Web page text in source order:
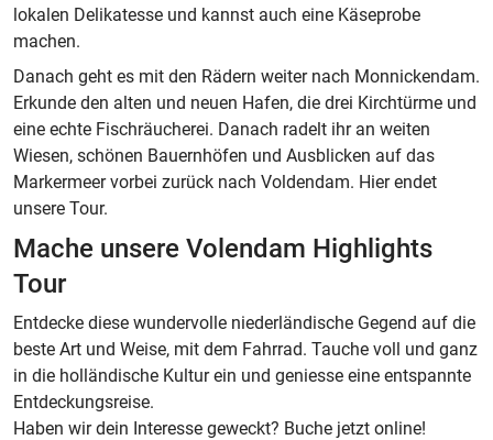
lokalen Delikatesse und kannst auch eine Käseprobe
machen.
Danach geht es mit den Rädern weiter nach Monnickendam.
Erkunde den alten und neuen Hafen, die drei Kirchtürme und
eine echte Fischräucherei. Danach radelt ihr an weiten
Wiesen, schönen Bauernhöfen und Ausblicken auf das
Markermeer vorbei zurück nach Voldendam. Hier endet
unsere Tour.
Mache unsere Volendam Highlights
Tour
Entdecke diese wundervolle niederländische Gegend auf die
beste Art und Weise, mit dem Fahrrad. Tauche voll und ganz
in die holländische Kultur ein und geniesse eine entspannte
Entdeckungsreise.
Haben wir dein Interesse geweckt? Buche jetzt online!